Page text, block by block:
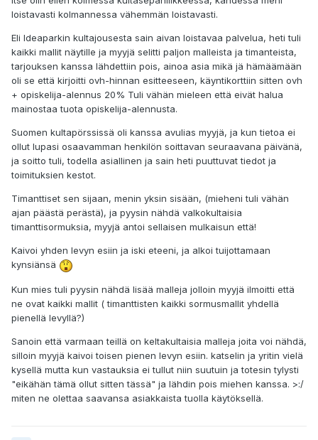
loistavasti kolmannessa vähemmän loistavasti.
Eli Ideaparkin kultajousesta sain aivan loistavaa palvelua, heti tuli
kaikki mallit näytille ja myyjä selitti paljon malleista ja timanteista,
tarjouksen kanssa lähdettiin pois, ainoa asia mikä jä hämäämään
oli se että kirjoitti ovh-hinnan esitteeseen, käyntikorttiin sitten ovh
+ opiskelija-alennus 20% Tuli vähän mieleen että eivät halua
mainostaa tuota opiskelija-alennusta.
Suomen kultapörssissä oli kanssa avulias myyjä, ja kun tietoa ei
ollut lupasi osaavamman henkilön soittavan seuraavana päivänä,
ja soitto tuli, todella asiallinen ja sain heti puuttuvat tiedot ja
toimituksien kestot.
Timanttiset sen sijaan, menin yksin sisään, (mieheni tuli vähän
ajan päästä perästä), ja pyysin nähdä valkokultaisia
timanttisormuksia, myyjä antoi sellaisen mulkaisun että!
Kaivoi yhden levyn esiin ja iski eteeni, ja alkoi tuijottamaan
kynsiänsä
Kun mies tuli pyysin nähdä lisää malleja jolloin myyjä ilmoitti että
ne ovat kaikki mallit ( timanttisten kaikki sormusmallit yhdellä
pienellä levyllä?)
Sanoin että varmaan teillä on keltakultaisia malleja joita voi nähdä,
silloin myyjä kaivoi toisen pienen levyn esiin. katselin ja yritin vielä
kysellä mutta kun vastauksia ei tullut niin suutuin ja totesin tylysti
"eikähän tämä ollut sitten tässä" ja lähdin pois miehen kanssa. >:/
miten ne olettaa saavansa asiakkaista tuolla käytöksellä.